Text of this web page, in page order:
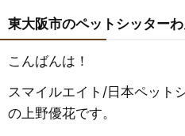
東大阪市のペットシッター
こんばんは！
スマイルエイト/日本ペット
の上野優花です。